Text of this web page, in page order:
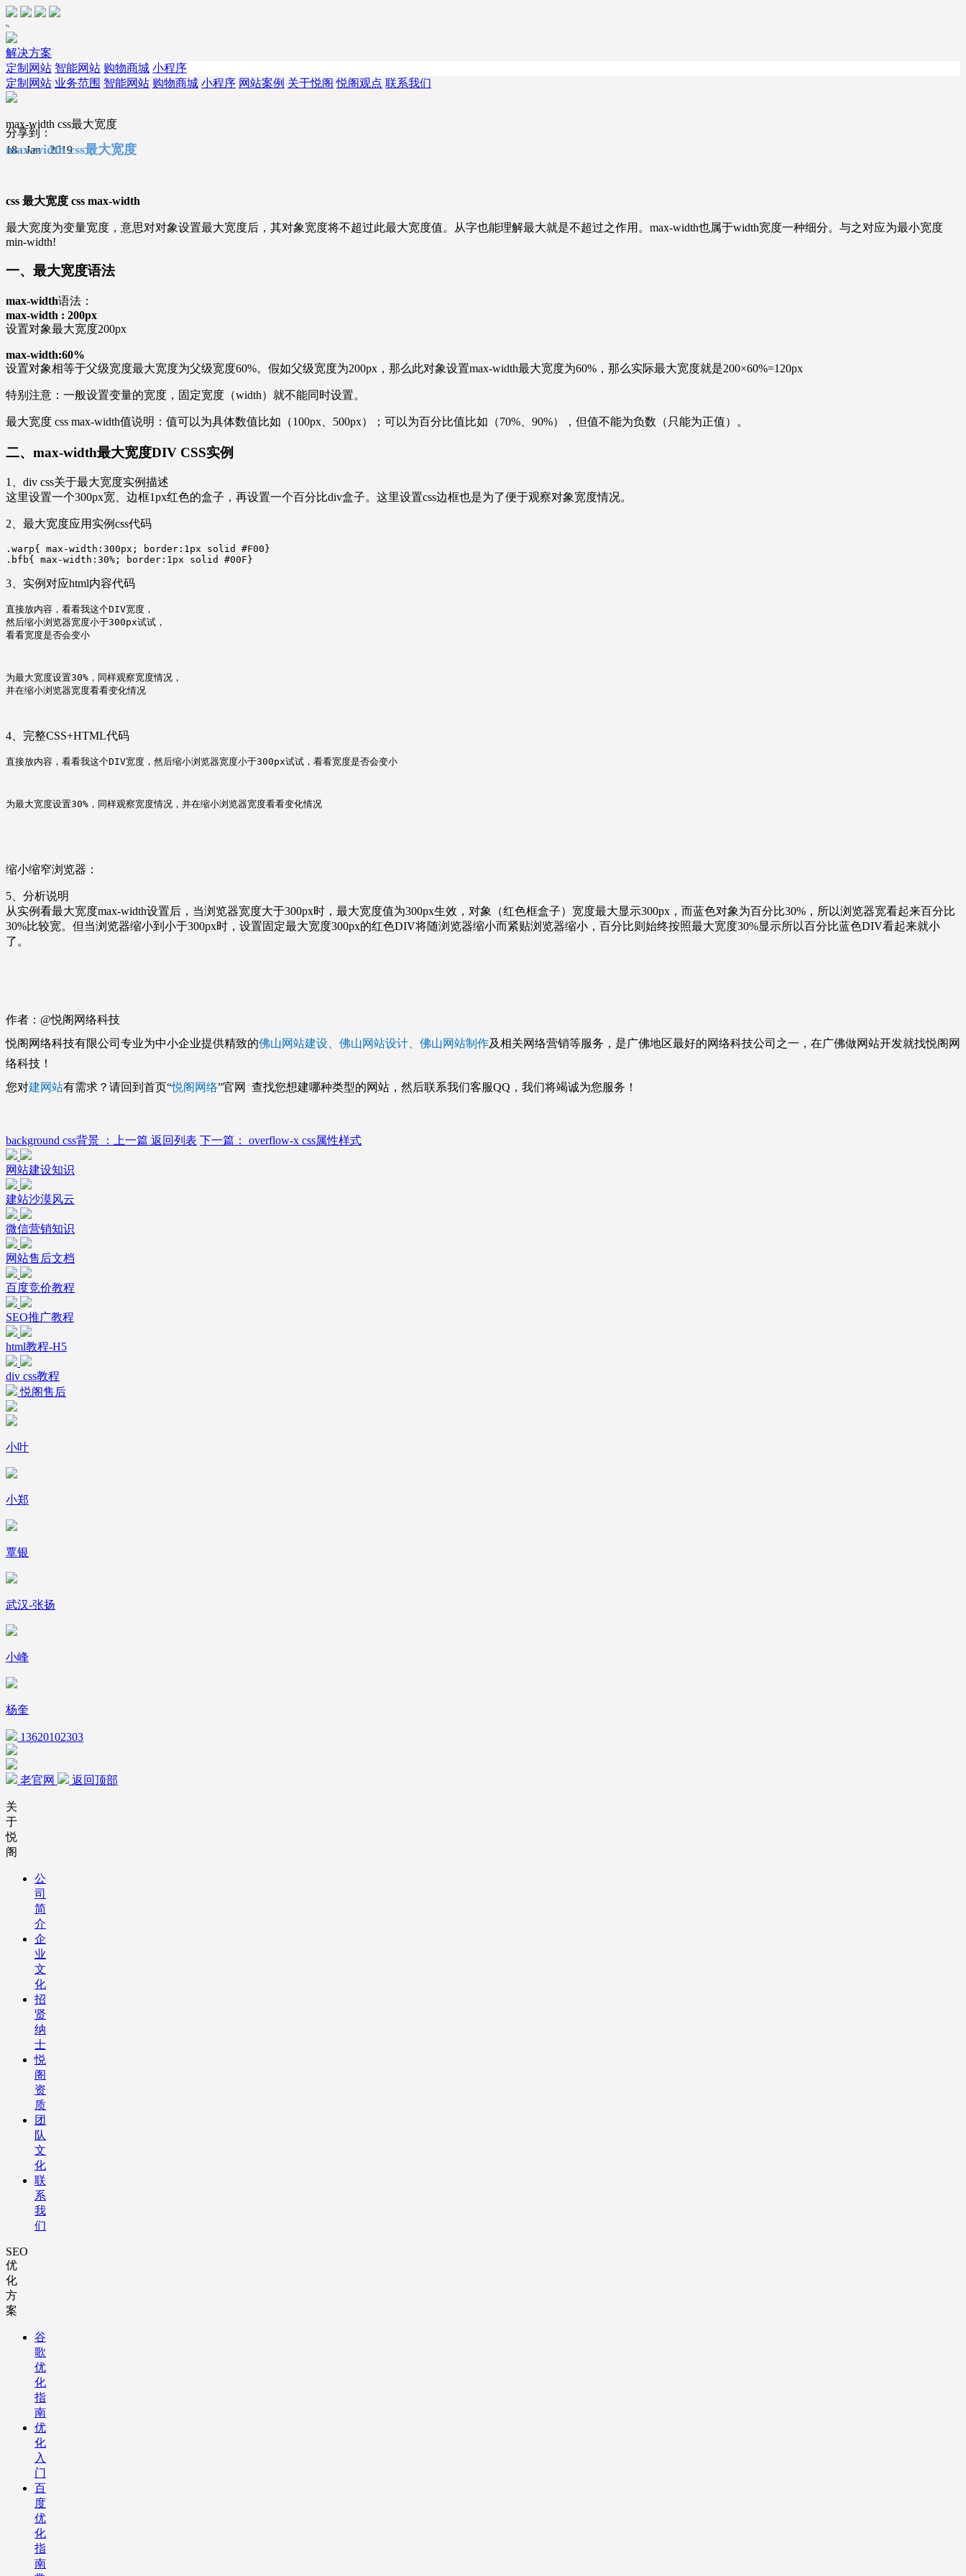
%
解决方案
定制网站 智能网站 购物商城 小程序
定制网站 业务范围 智能网站 购物商城 小程序 网站案例 关于悦阁 悦阁观点 联系我们
max-width css最大宽度
18 . Jan . 2019
分享到：
max-width css最大宽度
css 最大宽度 css max-width
最大宽度为变量宽度，意思对对象设置最大宽度后，其对象宽度将不超过此最大宽度值。从字也能理解最大就是不超过之作用。max-width也属于width宽度一种细分。与之对应为最小宽度
min-width!
一、最大宽度语法
max-width语法：
max-width : 200px
设置对象最大宽度200px
max-width:60%
设置对象相等于父级宽度最大宽度为父级宽度60%。假如父级宽度为200px，那么此对象设置max-width最大宽度为60%，那么实际最大宽度就是200×60%=120px
特别注意：一般设置变量的宽度，固定宽度（width）就不能同时设置。
最大宽度 css max-width值说明：值可以为具体数值比如（100px、500px）；可以为百分比值比如（70%、90%），但值不能为负数（只能为正值）。
二、max-width最大宽度DIV CSS实例
1、div css关于最大宽度实例描述
这里设置一个300px宽、边框1px红色的盒子，再设置一个百分比div盒子。这里设置css边框也是为了便于观察对象宽度情况。
2、最大宽度应用实例css代码
.warp{ max-width:300px; border:1px solid #F00}
.bfb{ max-width:30%; border:1px solid #00F}
3、实例对应html内容代码
直接放内容，看看我这个DIV宽度，
然后缩小浏览器宽度小于300px试试，
看看宽度是否会变小
为最大宽度设置30%，同样观察宽度情况，
并在缩小浏览器宽度看看变化情况
4、完整CSS+HTML代码
直接放内容，看看我这个DIV宽度，然后缩小浏览器宽度小于300px试试，看看宽度是否会变小
为最大宽度设置30%，同样观察宽度情况，并在缩小浏览器宽度看看变化情况
缩小缩窄浏览器：
5、分析说明
从实例看最大宽度max-width设置后，当浏览器宽度大于300px时，最大宽度值为300px生效，对象（红色框盒子）宽度最大显示300px，而蓝色对象为百分比30%，所以浏览器宽看起来百分比
30%比较宽。但当浏览器缩小到小于300px时，设置固定最大宽度300px的红色DIV将随浏览器缩小而紧贴浏览器缩小，百分比则始终按照最大宽度30%显示所以百分比蓝色DIV看起来就小
了。
作者：@悦阁网络科技
悦阁网络科技有限公司专业为中小企业提供精致的佛山网站建设、佛山网站设计、佛山网站制作及相关网络营销等服务，是广佛地区最好的网络科技公司之一，在广佛做网站开发就找悦阁网
络科技！
您对建网站有需求？请回到首页“悦阁网络”官网 查找您想建哪种类型的网站，然后联系我们客服QQ，我们将竭诚为您服务！
background css背景 ： 上一篇 返回列表 下一篇 ： overflow-x css属性样式
网站建设知识
建站沙漠风云
微信营销知识
网站售后文档
百度竞价教程
SEO推广教程
html教程-H5
div css教程
悦阁售后
小叶
小郑
覃银
武汉-张扬
小峰
杨奎
13620102303
老官网 返回顶部
关
于
悦
阁
公
司
简
介
企
业
文
化
招
贤
纳
士
悦
阁
资
质
团
队
文
化
联
系
我
们
SEO
优
化
方
案
谷
歌
优
化
指
南
优
化
入
门
百
度
优
化
指
南